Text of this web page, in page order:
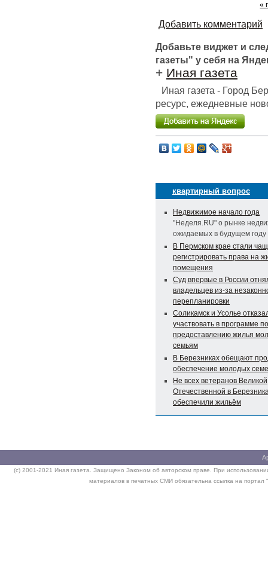
«
Добавить комментарий
Добавьте виджет и
газеты" у себя на
+ Иная газета
Иная газета - Город
ресурс, ежедневные
квартирный вопрос
Недвижимое начало года
"Неделя.RU" о рынке
ожидаемых в будущем
В Пермском крае стали
регистрировать права на
помещения
Суд впервые в России
владельцев из-за
перепланировки
Соликамск и Усолье
участвовать в программе по
предоставлению жилья
семьям
В Березниках обещают
обеспечение молодых
Не всех ветеранов Великой
Отечественной в
обеспечили жильём
(c) 2001-2021 Иная газета. Защищено Законом об авторском праве. При
материалов в печатных СМИ обязательна ссылка на